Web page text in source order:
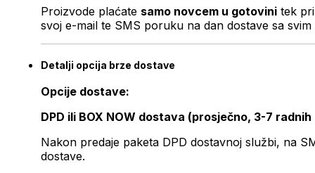
Proizvode plaćate samo novcem u gotovini tek
svoj e-mail te SMS poruku na dan dostave sa svim
Detalji opcija brze dostave
Opcije dostave:
DPD ili BOX NOW dostava (prosječno, 3-7 radnih
Nakon predaje paketa DPD dostavnoj službi, na
dostave.